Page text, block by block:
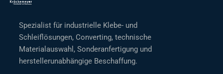
Spezialist für industrielle Klebe- und
Schleiflösungen, Converting, technische
Materialauswahl, Sonderanfertigung und
herstellerunabhängige Beschaffung.